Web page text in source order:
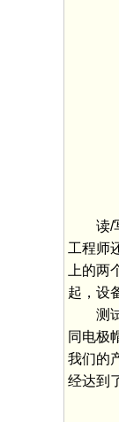
读/
工程师
上的
起，设
测
同电极
我们的
经达到